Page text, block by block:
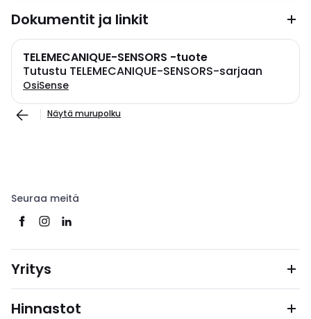
Dokumentit ja linkit
TELEMECANIQUE-SENSORS -tuote
Tutustu TELEMECANIQUE-SENSORS-sarjaan
OsiSense
Näytä murupolku
Seuraa meitä
Yritys
Hinnastot